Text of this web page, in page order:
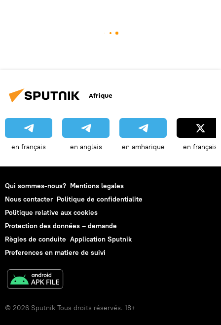
Afrique
en français en anglais en amharique en français
Qui sommes-nous? Mentions legales
Nous contacter Politique de confidentialite
Politique relative aux cookies
Protection des données – demande
Règles de conduite Application Sputnik
Preferences en matiere de suivi
© 2026 Sputnik Tous droits réservés. 18+